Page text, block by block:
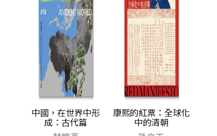
康熙的紅票：全球化
中的清朝